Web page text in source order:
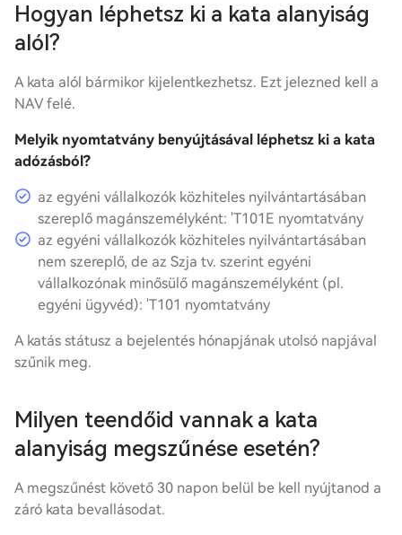
Hogyan léphetsz ki a kata alanyiság
alól?
A kata alól bármikor kijelentkezhetsz. Ezt jelezned kell a
NAV felé.
Melyik nyomtatvány benyújtásával léphetsz ki a kata
adózásból?
az egyéni vállalkozók közhiteles nyilvántartásában
szereplő magánszemélyként: 'T101E nyomtatvány
az egyéni vállalkozók közhiteles nyilvántartásában
nem szereplő, de az Szja tv. szerint egyéni
vállalkozónak minősülő magánszemélyként (pl.
egyéni ügyvéd): 'T101 nyomtatvány
A katás státusz a bejelentés hónapjának utolsó napjával
szűnik meg.
Milyen teendőid vannak a kata
alanyiság megszűnése esetén?
A megszűnést követő 30 napon belül be kell nyújtanod a
záró kata bevallásodat.